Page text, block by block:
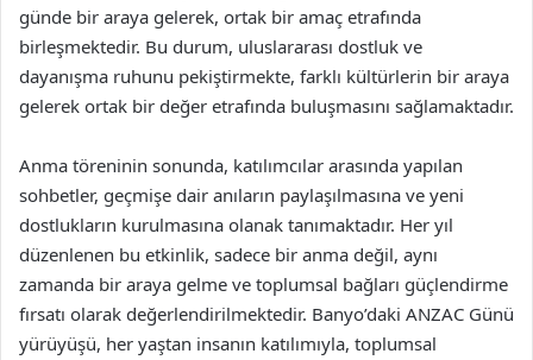
günde bir araya gelerek, ortak bir amaç etrafında
birleşmektedir. Bu durum, uluslararası dostluk ve
dayanışma ruhunu pekiştirmekte, farklı kültürlerin bir araya
gelerek ortak bir değer etrafında buluşmasını sağlamaktadır.
Anma töreninin sonunda, katılımcılar arasında yapılan
sohbetler, geçmişe dair anıların paylaşılmasına ve yeni
dostlukların kurulmasına olanak tanımaktadır. Her yıl
düzenlenen bu etkinlik, sadece bir anma değil, aynı
zamanda bir araya gelme ve toplumsal bağları güçlendirme
fırsatı olarak değerlendirilmektedir. Banyo’daki ANZAC Günü
yürüyüşü, her yaştan insanın katılımıyla, toplumsal